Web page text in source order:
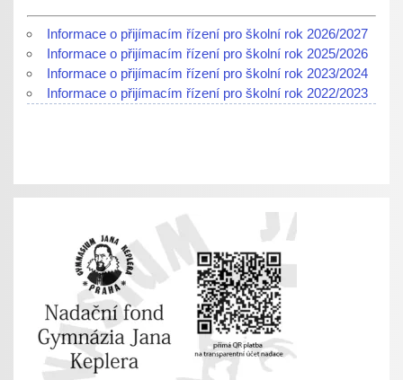
Informace o přijímacím řízení pro školní rok 2026/2027
Informace o přijímacím řízení pro školní rok 2025/2026
Informace o přijímacím řízení pro školní rok 2023/2024
Informace o přijímacím řízení pro školní rok 2022/2023